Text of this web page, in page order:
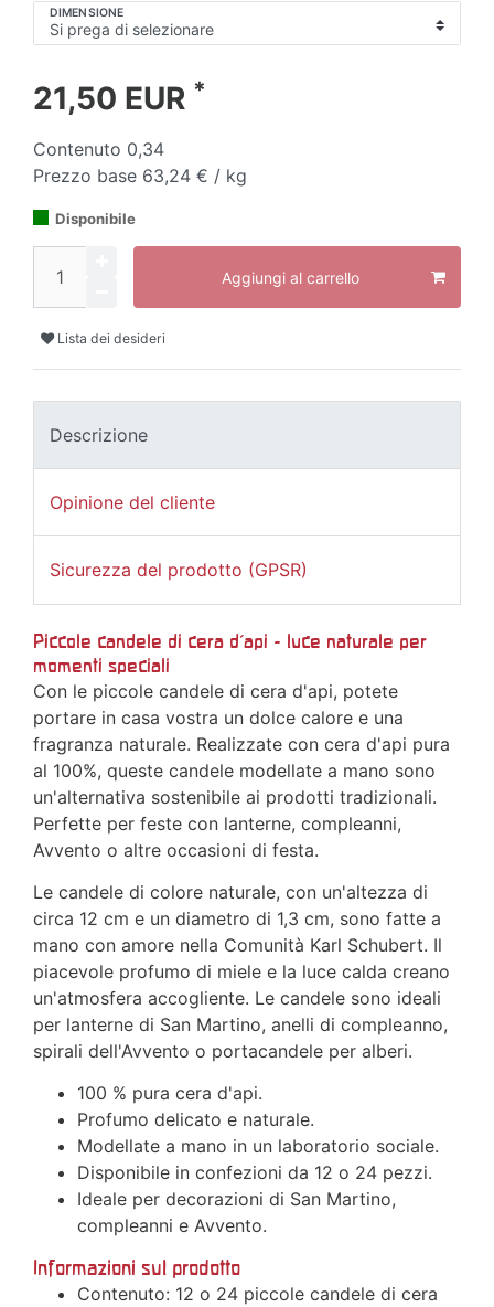
DIMENSIONE
21,50 EUR *
Contenuto 0,34
Prezzo base 63,24 € / kg
Disponibile
Aggiungi al carrello
Lista dei desideri
Descrizione
Opinione del cliente
Sicurezza del prodotto (GPSR)
Piccole candele di cera d'api - luce naturale per
momenti speciali
Con le piccole candele di cera d'api, potete
portare in casa vostra un dolce calore e una
fragranza naturale. Realizzate con cera d'api pura
al 100%, queste candele modellate a mano sono
un'alternativa sostenibile ai prodotti tradizionali.
Perfette per feste con lanterne, compleanni,
Avvento o altre occasioni di festa.
Le candele di colore naturale, con un'altezza di
circa 12 cm e un diametro di 1,3 cm, sono fatte a
mano con amore nella Comunità Karl Schubert. Il
piacevole profumo di miele e la luce calda creano
un'atmosfera accogliente. Le candele sono ideali
per lanterne di San Martino, anelli di compleanno,
spirali dell'Avvento o portacandele per alberi.
100 % pura cera d'api.
Profumo delicato e naturale.
Modellate a mano in un laboratorio sociale.
Disponibile in confezioni da 12 o 24 pezzi.
Ideale per decorazioni di San Martino,
compleanni e Avvento.
Informazioni sul prodotto
Contenuto: 12 o 24 piccole candele di cera